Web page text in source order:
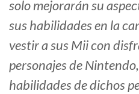
solo mejorarán su
sus habilidades en la
vestir a sus Mii con
personajes de
habilidades de dichos